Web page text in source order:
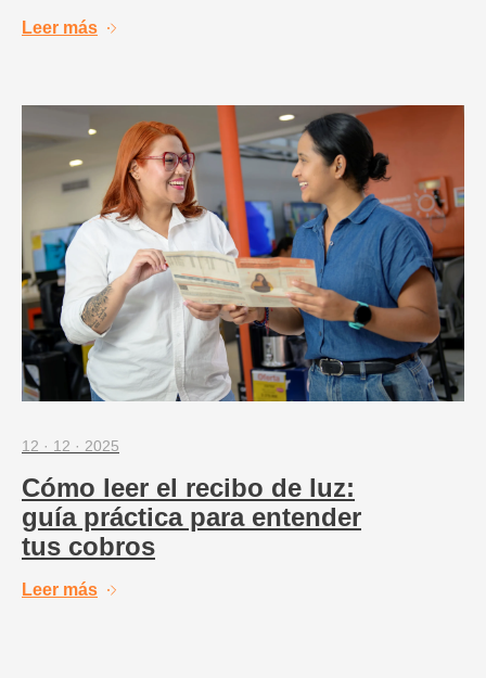
Leer más
12 · 12 · 2025
Cómo leer el recibo de luz:
guía práctica para entender
tus cobros
Leer más